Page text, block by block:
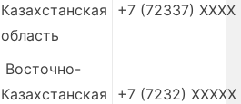
Казахстанская
область
+7 (72337) XXXX
Восточно-
Казахстанская
+7 (7232) XXXXX